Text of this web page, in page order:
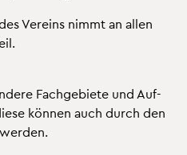
Ver­eins nimmt an allen
Fach­ge­bie­te und Auf­
kön­nen auch durch den